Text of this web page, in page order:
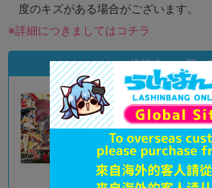
度のキズがある場合がございます。
※詳細につきましてはコチラ
状態違いの同一
状態 : A
アリオ倉敷店
在庫あり 13,410円 税込